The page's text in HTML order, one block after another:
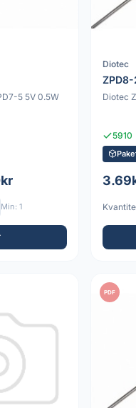
5 5V 0.5W
Min: 1
Diotec
ZPD8-
Diotec
5910
PDF